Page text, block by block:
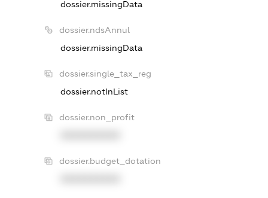
dossier.missingData
dossier.ndsAnnul
dossier.missingData
dossier.single_tax_reg
dossier.notInList
dossier.non_profit
dossier.budget_dotation